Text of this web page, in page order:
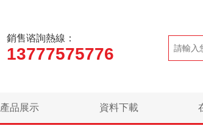
銷售谘詢熱線：
13777575776
產品展示 資料下載